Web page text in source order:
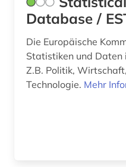
Database /
Die Europäische
Statistiken und Daten
Z.B. Politik,
Technologie. Mehr